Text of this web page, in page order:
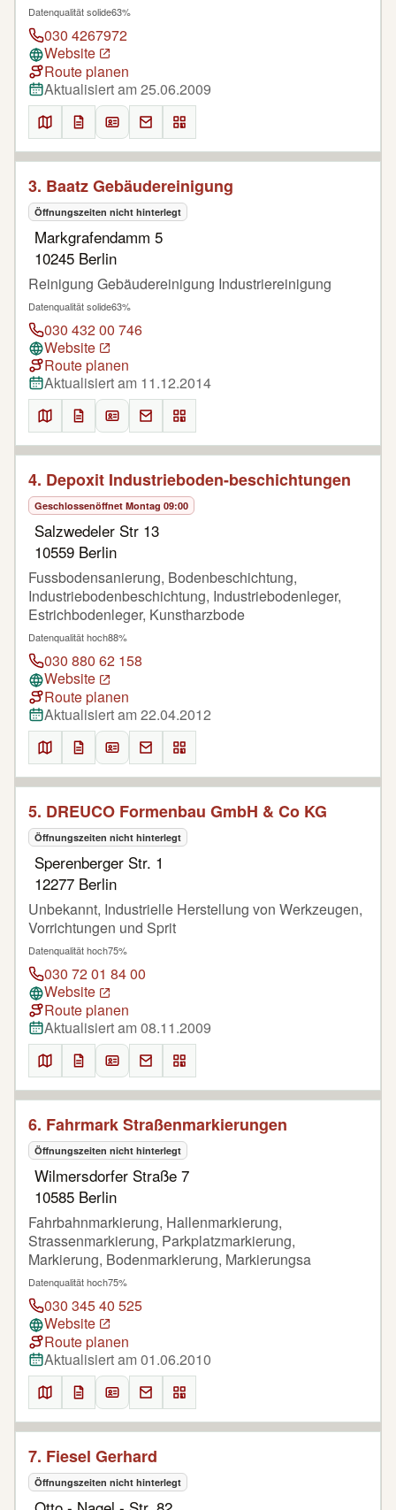
Datenqualität solide63%
030 4267972
Website
Route planen
Aktualisiert am 25.06.2009
3. Baatz Gebäudereinigung
Öffnungszeiten nicht hinterlegt
Markgrafendamm 5
10245 Berlin
Reinigung Gebäudereinigung Industriereinigung
Datenqualität solide63%
030 432 00 746
Website
Route planen
Aktualisiert am 11.12.2014
4. Depoxit Industrieboden-beschichtungen
Geschlossenöffnet Montag 09:00
Salzwedeler Str 13
10559 Berlin
Fussbodensanierung, Bodenbeschichtung,
Industriebodenbeschichtung, Industriebodenleger,
Estrichbodenleger, Kunstharzbode
Datenqualität hoch88%
030 880 62 158
Website
Route planen
Aktualisiert am 22.04.2012
5. DREUCO Formenbau GmbH & Co KG
Öffnungszeiten nicht hinterlegt
Sperenberger Str. 1
12277 Berlin
Unbekannt, Industrielle Herstellung von Werkzeugen,
Vorrichtungen und Sprit
Datenqualität hoch75%
030 72 01 84 00
Website
Route planen
Aktualisiert am 08.11.2009
6. Fahrmark Straßenmarkierungen
Öffnungszeiten nicht hinterlegt
Wilmersdorfer Straße 7
10585 Berlin
Fahrbahnmarkierung, Hallenmarkierung,
Strassenmarkierung, Parkplatzmarkierung,
Markierung, Bodenmarkierung, Markierungsa
Datenqualität hoch75%
030 345 40 525
Website
Route planen
Aktualisiert am 01.06.2010
7. Fiesel Gerhard
Öffnungszeiten nicht hinterlegt